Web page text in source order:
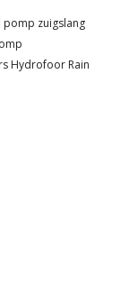
pomp zuigslang
Hydrofoor Rain